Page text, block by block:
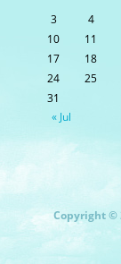
3
4
10
11
17
18
24
25
31
« Jul
Copyright ©